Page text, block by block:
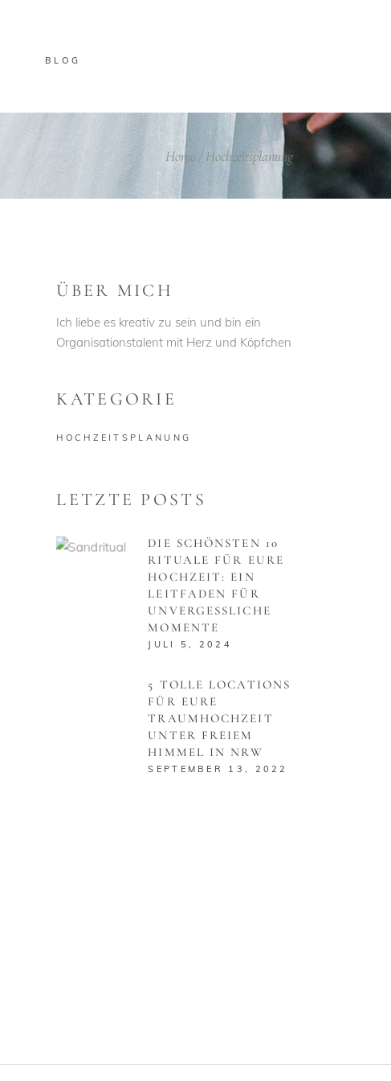
BLOG
Home/Hochzeitsplanung
ÜBER MICH
Ich liebe es kreativ zu sein und bin ein
Organisationstalent mit Herz und Köpfchen
KATEGORIE
HOCHZEITSPLANUNG
LETZTE POSTS
DIE SCHÖNSTEN 10
RITUALE FÜR EURE
HOCHZEIT: EIN
LEITFADEN FÜR
UNVERGESSLICHE
MOMENTE
JULI 5, 2024
5 TOLLE LOCATIONS
FÜR EURE
TRAUMHOCHZEIT
UNTER FREIEM
HIMMEL IN NRW
SEPTEMBER 13, 2022